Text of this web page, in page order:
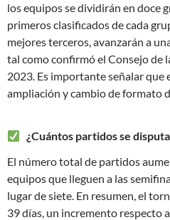
los equipos se dividirán en doce
primeros clasificados de cada
mejores terceros, avanzarán a
tal como confirmó el Consejo de
2023. Es importante señalar
ampliación y cambio de formato
¿Cuántos partidos se
El número total de partidos
equipos que lleguen a las
lugar de siete. En resumen, el
39 días, un incremento respecto